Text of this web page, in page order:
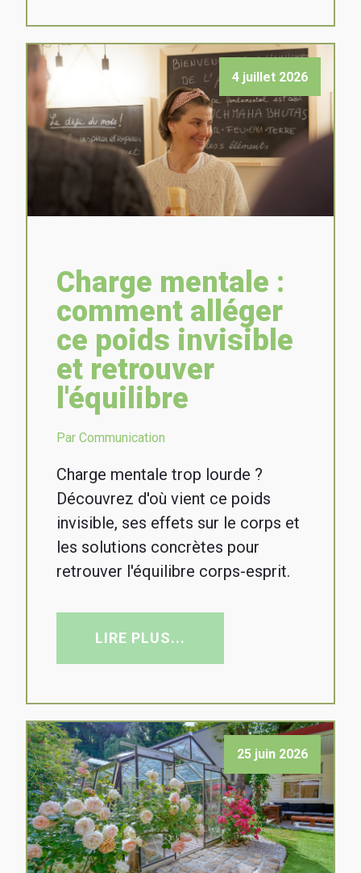
4 juillet 2026
Charge mentale :
comment alléger
ce poids invisible
et retrouver
l'équilibre
Par Communication
Charge mentale trop lourde ?
Découvrez d'où vient ce poids
invisible, ses effets sur le corps et
les solutions concrètes pour
retrouver l'équilibre corps-esprit.
LIRE PLUS...
25 juin 2026